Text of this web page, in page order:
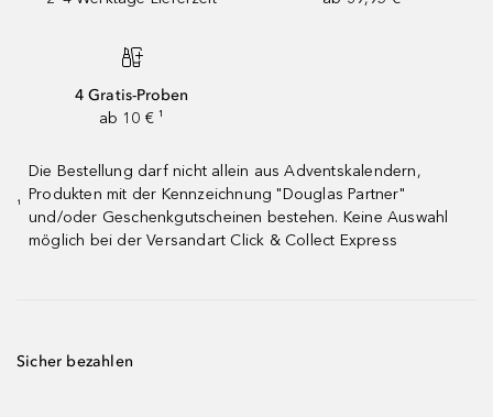
4 Gratis-Proben
ab 10 € ¹
¹
Die Bestellung darf nicht allein aus Adventskalendern,
Produkten mit der Kennzeichnung "Douglas Partner"
und/oder Geschenkgutscheinen bestehen. Keine Auswahl
möglich bei der Versandart Click & Collect Express
Sicher bezahlen